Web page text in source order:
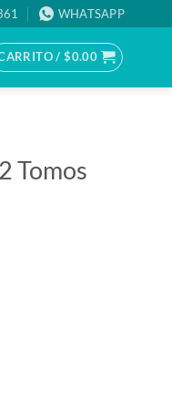
WHATSAPP
/$0.00
Tomos